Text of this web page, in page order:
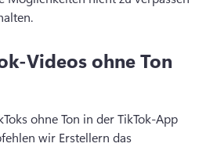
Videos ohne Ton
ohne Ton in der TikTok-App
wir Erstellern das